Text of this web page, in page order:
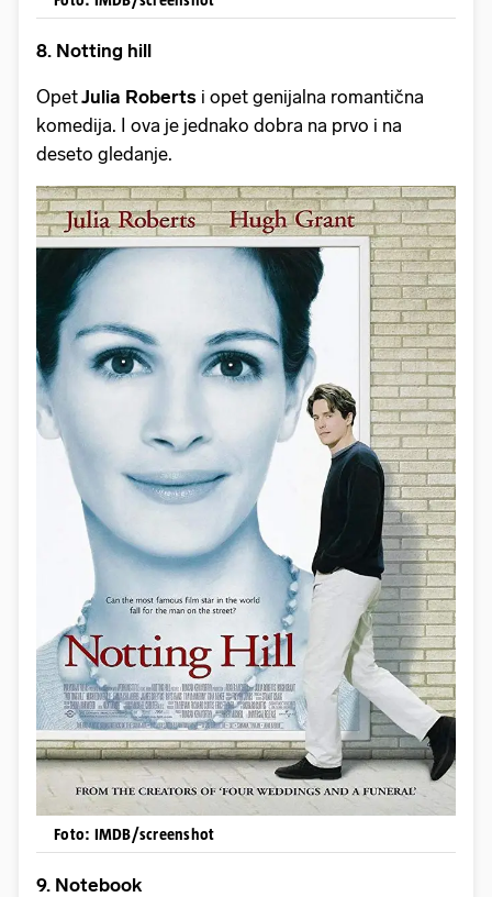
8. Notting hill
OpetJulia Roberts i opet genijalna romantična
komedija. I ova je jednako dobra na prvo i na
deseto gledanje.
Foto: IMDB/screenshot
9. Notebook